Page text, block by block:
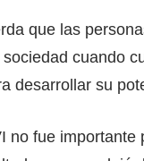
que las
cuando
desarrollar su
no fue